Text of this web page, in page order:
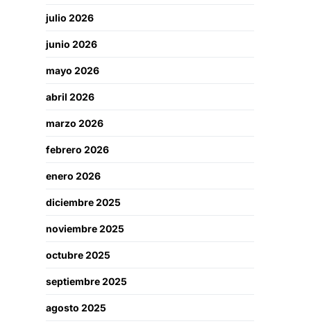
julio 2026
junio 2026
mayo 2026
abril 2026
marzo 2026
febrero 2026
enero 2026
diciembre 2025
noviembre 2025
octubre 2025
septiembre 2025
agosto 2025